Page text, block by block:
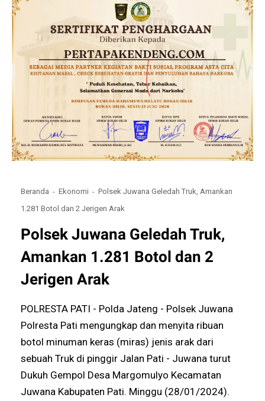
Beranda Ekonomi
Polsek Juwana Geledah Truk, Amankan
1.281 Botol dan 2 Jerigen Arak
Polsek Juwana Geledah Truk,
Amankan 1.281 Botol dan 2
Jerigen Arak
POLRESTA PATI - Polda Jateng - Polsek Juwana
Polresta Pati mengungkap dan menyita ribuan
botol minuman keras (miras) jenis arak dari
sebuah Truk di pinggir Jalan Pati - Juwana turut
Dukuh Gempol Desa Margomulyo Kecamatan
Juwana Kabupaten Pati. Minggu (28/01/2024).